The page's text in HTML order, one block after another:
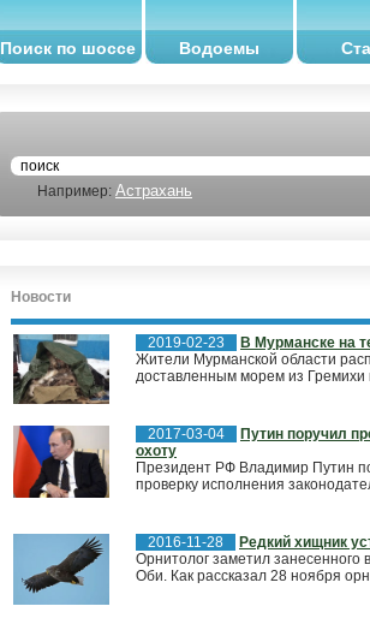
Поиск по шоссе Водоемы
Например: Астрахань
Новости
2019-02-23
В Мурманске на
Жители Мурманской области
доставленным морем из Гремихи
2017-03-04
Путин поручил
охоту
Президент РФ Владимир Путин
проверку исполнения
2016-11-28
Редкий хищник
Орнитолог заметил занесенного
Оби. Как рассказал 28 ноября